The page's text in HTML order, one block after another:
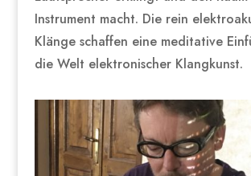
Instrument macht. Die rein
Klänge schaffen eine meditative
die Welt elektronischer Klangkunst.